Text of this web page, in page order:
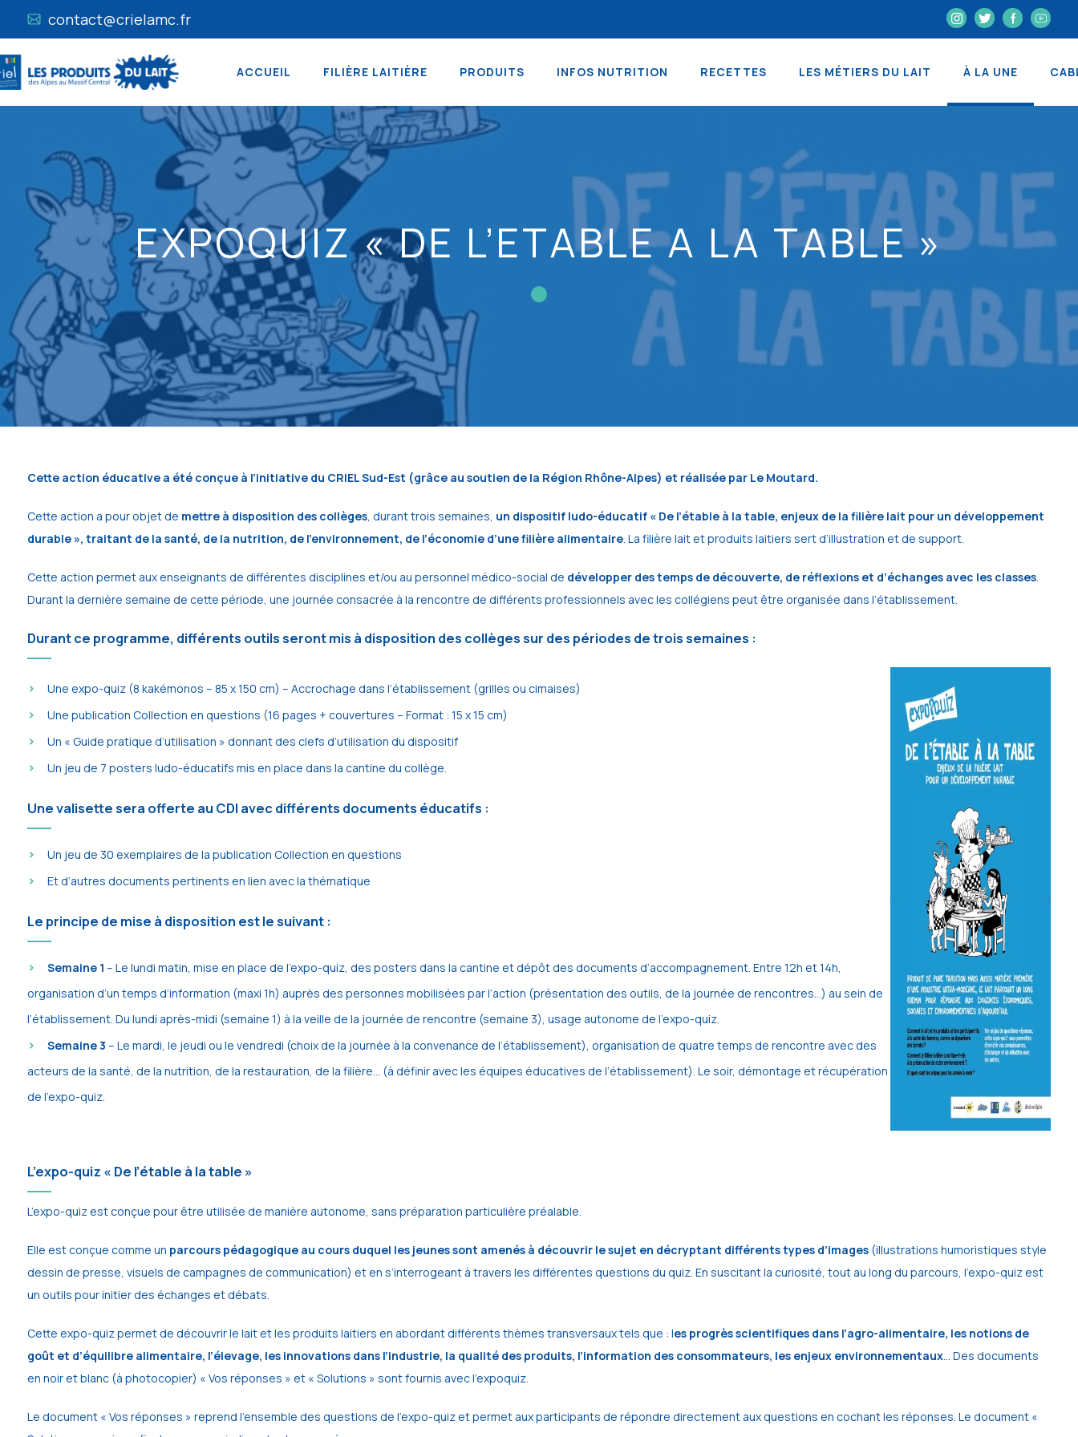
contact@crielamc.fr
ACCUEIL FILIÈRE LAITIÈRE PRODUITS INFOS NUTRITION RECETTES LES MÉTIERS DU LAIT À LA UNE
EXPOQUIZ « DE L’ETABLE A LA TABLE »
Cette action éducative a été conçue à l’initiative du CRIEL Sud-Est (grâce au soutien de la Région Rhône-Alpes) et réalisée par Le Moutard.
Cette action a pour objet de mettre à disposition des collèges, durant trois semaines, un dispositif ludo-éducatif « De l’étable à la table, enjeux de la filière lait pour un développement
durable », traitant de la santé, de la nutrition, de l’environnement, de l’économie d’une filière alimentaire. La filière lait et produits laitiers sert d’illustration et de support.
Cette action permet aux enseignants de différentes disciplines et/ou au personnel médico-social de développer des temps de découverte, de réflexions et d’échanges avec les classes.
Durant la dernière semaine de cette période, une journée consacrée à la rencontre de différents professionnels avec les collégiens peut être organisée dans l’établissement.
Durant ce programme, différents outils seront mis à disposition des collèges sur des périodes de trois semaines :
Une expo-quiz (8 kakémonos – 85 x 150 cm) – Accrochage dans l’établissement (grilles ou cimaises)
Une publication Collection en questions (16 pages + couvertures – Format : 15 x 15 cm)
Un « Guide pratique d’utilisation » donnant des clefs d’utilisation du dispositif
Un jeu de 7 posters ludo-éducatifs mis en place dans la cantine du collège.
Une valisette sera offerte au CDI avec différents documents éducatifs :
Un jeu de 30 exemplaires de la publication Collection en questions
Et d’autres documents pertinents en lien avec la thématique
Le principe de mise à disposition est le suivant :
Semaine 1 – Le lundi matin, mise en place de l’expo-quiz, des posters dans la cantine et dépôt des documents d’accompagnement. Entre 12h et 14h,
organisation d’un temps d’information (maxi 1h) auprès des personnes mobilisées par l’action (présentation des outils, de la journée de rencontres…) au sein de
l’établissement. Du lundi après-midi (semaine 1) à la veille de la journée de rencontre (semaine 3), usage autonome de l’expo-quiz.
Semaine 3 – Le mardi, le jeudi ou le vendredi (choix de la journée à la convenance de l’établissement), organisation de quatre temps de rencontre avec des
acteurs de la santé, de la nutrition, de la restauration, de la filière… (à définir avec les équipes éducatives de l’établissement). Le soir, démontage et récupération
de l’expo-quiz.
L’expo-quiz « De l’étable à la table »
L’expo-quiz est conçue pour être utilisée de manière autonome, sans préparation particulière préalable.
Elle est conçue comme un parcours pédagogique au cours duquel les jeunes sont amenés à découvrir le sujet en décryptant différents types d’images(illustrations humoristiques style
dessin de presse, visuels de campagnes de communication) et en s’interrogeant à travers les différentes questions du quiz. En suscitant la curiosité, tout au long du parcours, l’expo-quiz est
un outils pour initier des échanges et débats.
Cette expo-quiz permet de découvrir le lait et les produits laitiers en abordant différents thèmes transversaux tels que : les progrès scientifiques dans l’agro-alimentaire, les notions de
goût et d’équilibre alimentaire, l’élevage, les innovations dans l’industrie, la qualité des produits, l’information des consommateurs, les enjeux environnementaux… Des documents
en noir et blanc (à photocopier) « Vos réponses » et « Solutions » sont fournis avec l’expoquiz.
Le document « Vos réponses » reprend l’ensemble des questions de l’expo-quiz et permet aux participants de répondre directement aux questions en cochant les réponses. Le document «